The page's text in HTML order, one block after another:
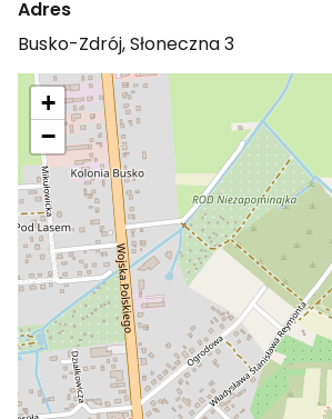
Adres
Busko-Zdrój,Słoneczna3
+
−